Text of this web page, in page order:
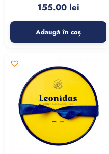
155.00 lei
Adaugă în coș